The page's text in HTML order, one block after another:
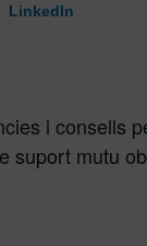
LinkedIn
i consells
suport mutu